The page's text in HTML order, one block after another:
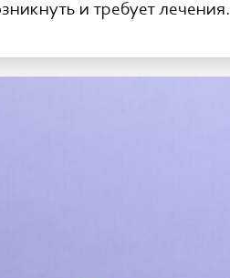
и требует лечения.